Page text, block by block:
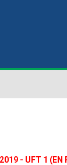
- UFT 1 (EN